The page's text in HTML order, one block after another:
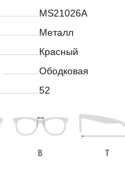
MS21026A
Металл
Красный
Ободковая
52